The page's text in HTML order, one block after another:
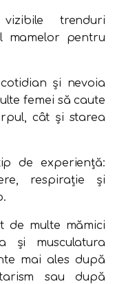
trenduri
mamelor pentru
și nevoia
femei să caute
cât și starea
de experiență:
respirație și
de multe mămici
și musculatura
mai ales după
sau după